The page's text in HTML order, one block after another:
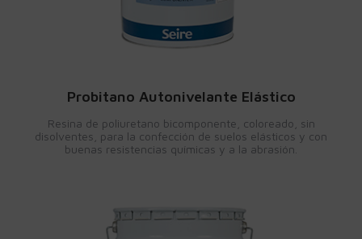
Probitano Autonivelante Elástico
Resina de poliuretano bicomponente, coloreado, sin
disolventes, para la confección de suelos elásticos y con
buenas resistencias químicas y a la abrasión.